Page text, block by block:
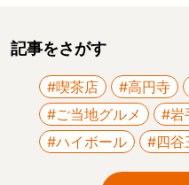
記事をさがす
#喫茶店 #高円寺
#ご当地グルメ
#岩
#ハイボール
#四谷